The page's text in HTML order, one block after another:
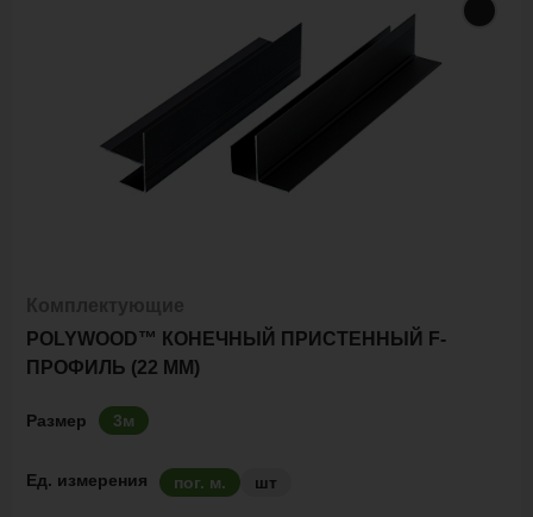
POLYWOOD™ КОНЕЧНЫЙ ПРИСТЕННЫЙ F-
ПРОФИЛЬ (22 ММ)
Размер 3м
Ед. измерения пог. м. шт